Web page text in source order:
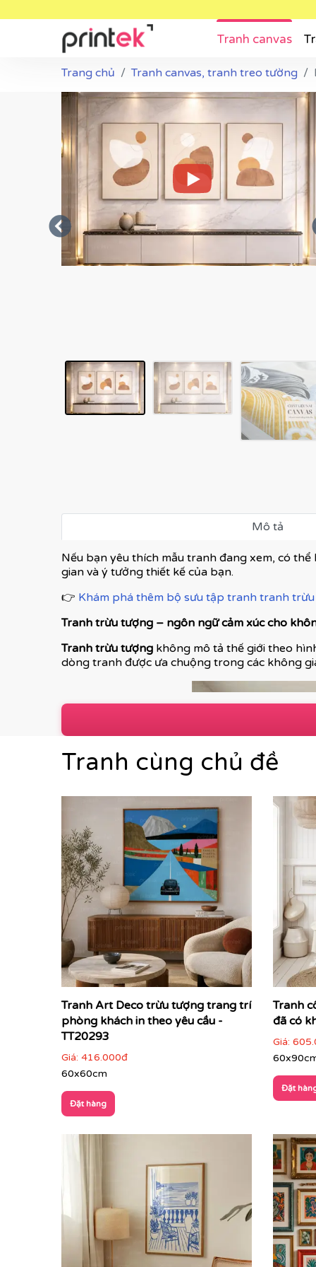
Tranh canvas
Trang chủ Tranh canvas, tranh treo tường
Mô tả
Nếu bạn yêu thích mẫu tranh đang xem, có
gian và ý tưởng thiết kế của bạn.
👉 Khám phá thêm bộ sưu tập tranh tranh
Tranh trừu tượng – ngôn ngữ cảm xúc cho
Tranh trừu tượng không mô tả thế giới theo
dòng tranh được ưa chuộng trong các không
Tranh cùng chủ đề
Tranh Art Deco trừu tượng trang trí
phòng khách in theo yêu cầu -
TT20293
Giá: 416.000đ
60x60cm
Đặt hàng
Tranh
đã có
Giá:
Đặt